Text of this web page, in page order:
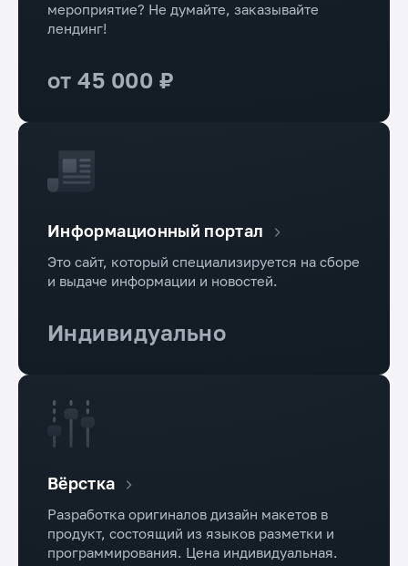
мероприятие? Не думайте, заказывайте
лендинг!
от 45 000 ₽
Информационный портал
Это сайт, который специализируется на сборе
и выдаче информации и новостей.
Индивидуально
Вёрстка
Разработка оригиналов дизайн макетов в
продукт, состоящий из языков разметки и
программирования. Цена индивидуальная.